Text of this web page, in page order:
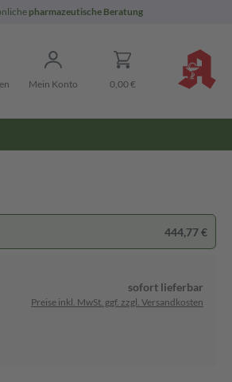
pharmazeutische Beratung
Mein Konto 0,00 €
444,77 €
sofort lieferbar
Preise inkl. MwSt. ggf. zzgl. Versandkosten